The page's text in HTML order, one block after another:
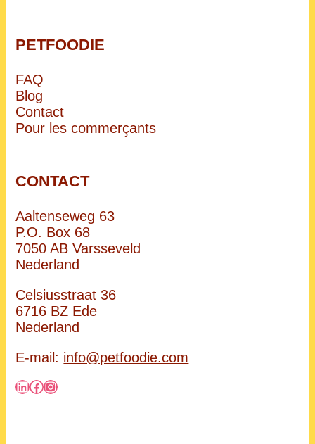
PETFOODIE
FAQ
Blog
Contact
Pour les commerçants
CONTACT
Aaltenseweg 63
P.O. Box 68
7050 AB Varsseveld
Nederland
Celsiusstraat 36
6716 BZ Ede
Nederland
E-mail: info@petfoodie.com
LinkedIn Facebook Instagram